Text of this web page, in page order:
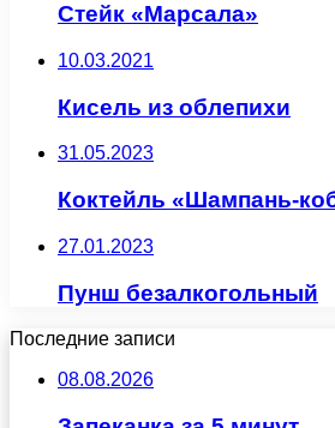
Стейк «Марсала»
10.03.2021
Кисель из облепихи
31.05.2023
Коктейль «Шампань-
27.01.2023
Пунш безалкогольный
Последние записи
08.08.2026